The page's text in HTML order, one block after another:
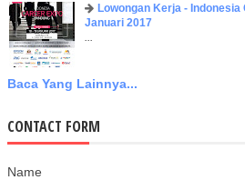
Lowongan Kerja -
Januari 2017
Baca Yang Lainnya...
CONTACT FORM
Name